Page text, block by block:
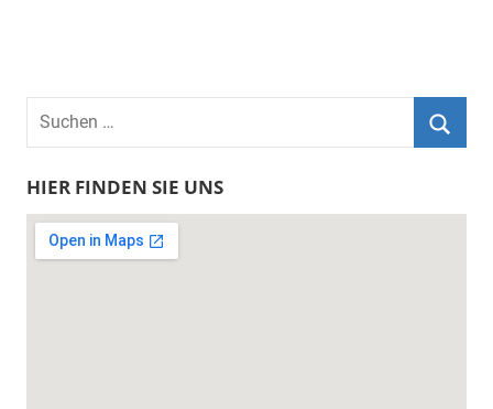
Suchen
nach:
HIER FINDEN SIE UNS